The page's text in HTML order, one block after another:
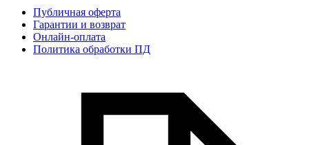
Публичная оферта
Гарантии и возврат
Онлайн-оплата
Политика обработки ПД